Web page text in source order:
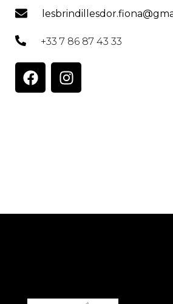
+33 7 86 87 43 33